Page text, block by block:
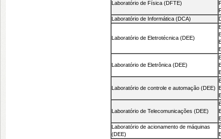
Laboratório de Física (DFTE)
Laboratório de Informática (DCA)
Laboratório de Eletrotécnica (DEE)
Laboratório de Eletrônica (DEE)
Laboratório de controle e automação (DEE)
Laboratório de Telecomunicações (DEE)
Laboratório de acionamento de máquinas
(DEE)